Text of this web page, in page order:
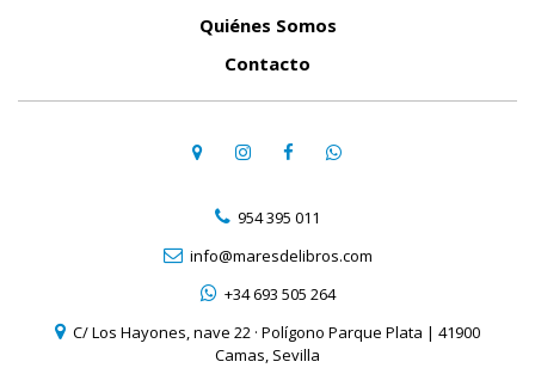
Quiénes Somos
Contacto
954 395 011
info@maresdelibros.com
+34 693 505 264
C/ Los Hayones, nave 22 · Polígono Parque Plata | 41900
Camas, Sevilla